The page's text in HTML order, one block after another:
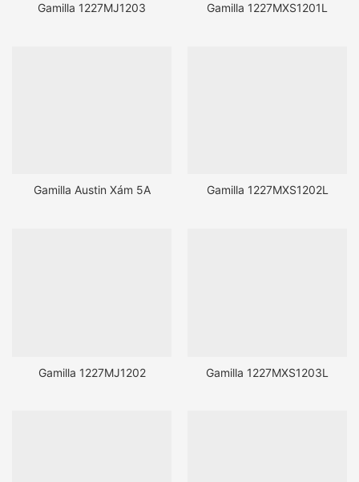
Gamilla 1227MJ1203 Gamilla 1227MXS1201L
Gamilla Austin Xám 5A Gamilla 1227MXS1202L
Gamilla 1227MJ1202 Gamilla 1227MXS1203L